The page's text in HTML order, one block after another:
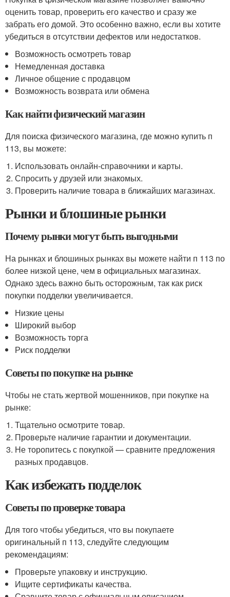
оценить товар, проверить его качество и сразу же
забрать его домой. Это особенно важно, если вы хотите
убедиться в отсутствии дефектов или недостатков.
Возможность осмотреть товар
Немедленная доставка
Личное общение с продавцом
Возможность возврата или обмена
Как найти физический магазин
Для поиска физического магазина, где можно купить п
113, вы можете:
Использовать онлайн-справочники и карты.
Спросить у друзей или знакомых.
Проверить наличие товара в ближайших магазинах.
Рынки и блошиные рынки
Почему рынки могут быть выгодными
На рынках и блошиных рынках вы можете найти п 113 по
более низкой цене, чем в официальных магазинах.
Однако здесь важно быть осторожным, так как риск
покупки подделки увеличивается.
Низкие цены
Широкий выбор
Возможность торга
Риск подделки
Советы по покупке на рынке
Чтобы не стать жертвой мошенников, при покупке на
рынке:
Тщательно осмотрите товар.
Проверьте наличие гарантии и документации.
Не торопитесь с покупкой — сравните предложения
разных продавцов.
Как избежать подделок
Советы по проверке товара
Для того чтобы убедиться, что вы покупаете
оригинальный п 113, следуйте следующим
рекомендациям:
Проверьте упаковку и инструкцию.
Ищите сертификаты качества.